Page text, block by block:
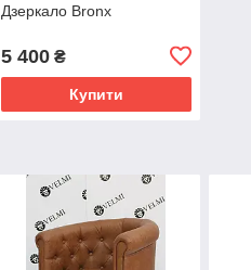
Дзеркало Bronx
5 400₴
Купити